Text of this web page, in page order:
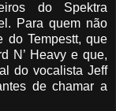
do Spektra
Para quem não
do Tempestt, que
N’ Heavy e que,
do vocalista Jeff
de chamar a